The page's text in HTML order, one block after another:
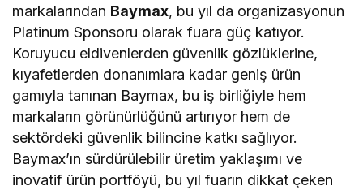
markalarından Baymax, bu yıl da organizasyonun
Platinum Sponsoru olarak fuara güç katıyor.
Koruyucu eldivenlerden güvenlik gözlüklerine,
kıyafetlerden donanımlara kadar geniş ürün
gamıyla tanınan Baymax, bu iş birliğiyle hem
markaların görünürlüğünü artırıyor hem de
sektördeki güvenlik bilincine katkı sağlıyor.
Baymax’ın sürdürülebilir üretim yaklaşımı ve
inovatif ürün portföyü, bu yıl fuarın dikkat çeken